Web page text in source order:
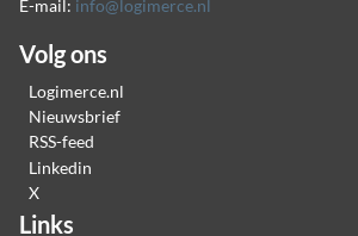
E-mail: info@logimerce.nl
Volg ons
Logimerce.nl
Nieuwsbrief
RSS-feed
Linkedin
X
Links